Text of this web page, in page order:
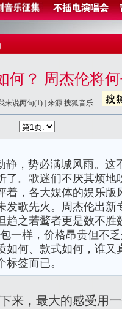
何？ 周杰伦将
来说两句(1)| 来源:搜狐音乐
，势必满城风雨。这
了。歌迷们不厌其烦地
着，各大媒体的娱乐版
发歌先火。周杰伦出新
趋之若鹜者更是数不胜
一样，价格昂贵但不
如何、款式如何，谁又
签而已。
，最大的感受用一